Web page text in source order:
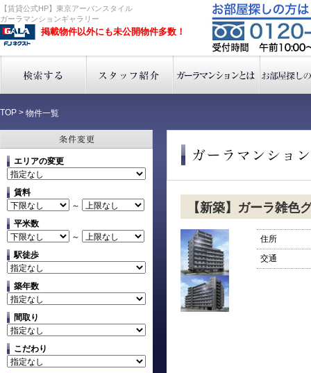
【賃貸公式HP】東京アーバンスタイル
ガーラマンションギャラリー
掲載物件以外にも未公開物件多数！
TOP > 物件一覧
エリアの変更
賃料
～
平米数
～
駅徒歩
築年数
間取り
こだわり
【新築】ガーラ雑色
住所
交通